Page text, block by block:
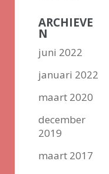
ARCHIEVE
N
juni 2022
januari 2022
maart 2020
december
2019
maart 2017